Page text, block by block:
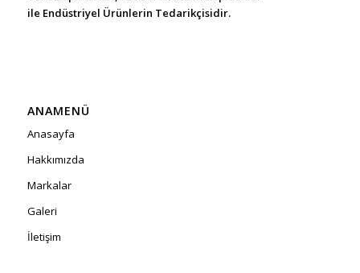
ile Endüstriyel Ürünlerin Tedarikçisidir.
ANAMENÜ
Anasayfa
Hakkımızda
Markalar
Galeri
İletişim